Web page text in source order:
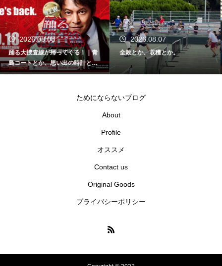
2026.08.07
全敗とか、収穫とか。
2026.08.06
部下とか、上司とか。｜AIとの付
ためにならないブログ
About
Profile
オススメ
Contact us
Original Goods
プライバシーポリシー